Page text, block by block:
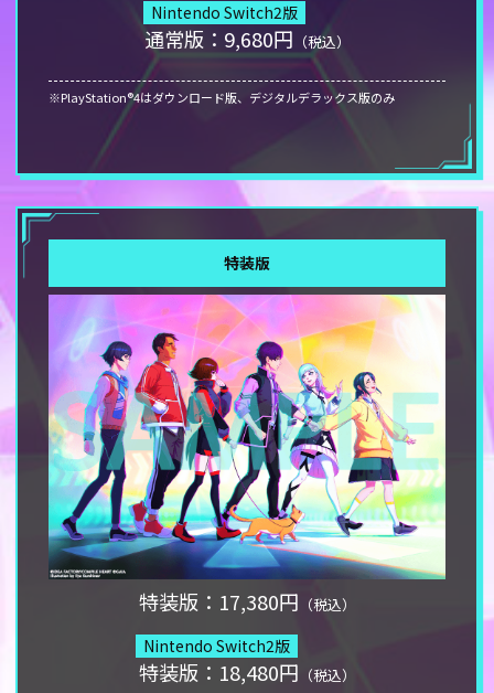
Nintendo Switch2版
通常版：9,680円 （税込）
※PlayStation®4はダウンロード版、デジタルデラックス版のみ
特装版
特装版：17,380円 （税込）
Nintendo Switch2版
特装版：18,480円 （税込）